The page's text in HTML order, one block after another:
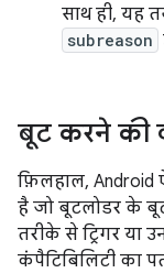
साथ ही, यह
subreason
बूट करने की
फ़िलहाल, Android
है जो बूटलोडर के
तरीके से ट्रिगर या
कंपैटिबिलिटी का